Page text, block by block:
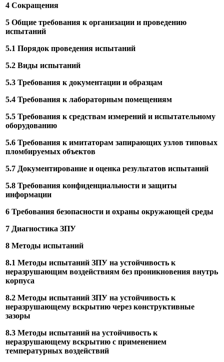
4 Сокращения
5 Общие требования к организации и проведению
испытаний
5.1 Порядок проведения испытаний
5.2 Виды испытаний
5.3 Требования к документации и образцам
5.4 Требования к лабораторным помещениям
5.5 Требования к средствам измерений и испытательному
оборудованию
5.6 Требования к имитаторам запирающих узлов типовых
пломбируемых объектов
5.7 Документирование и оценка результатов испытаний
5.8 Требования конфиденциальности и защиты
информации
6 Требования безопасности и охраны окружающей среды
7 Диагностика ЗПУ
8 Методы испытаний
8.1 Методы испытаний ЗПУ на устойчивость к
неразрушающим воздействиям без проникновения внутрь
корпуса
8.2 Методы испытаний ЗПУ на устойчивость к
неразрушающему вскрытию через конструктивные
зазоры
8.3 Методы испытаний на устойчивость к
неразрушающему вскрытию с применением
температурных воздействий